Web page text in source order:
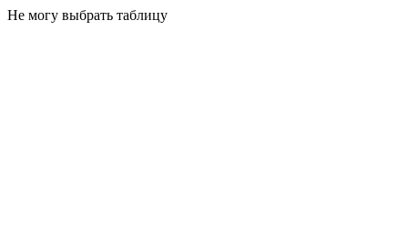
Не могу выбрать таблицу